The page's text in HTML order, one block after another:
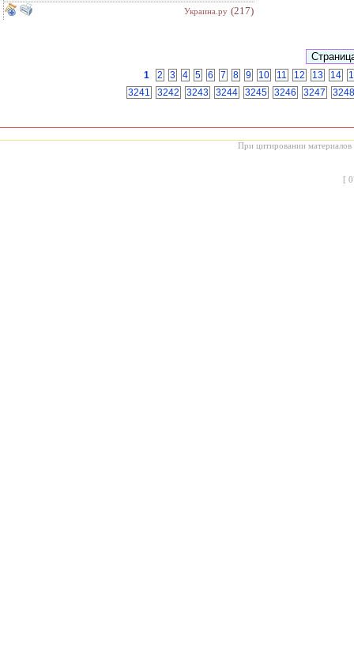
Украина.ру (217)
1 2 3 4 5 6 7 8 9 10 11 12 13 14
3241
3242 3243 3244 3245 3246 3247 3248
При цитировании материалов
[